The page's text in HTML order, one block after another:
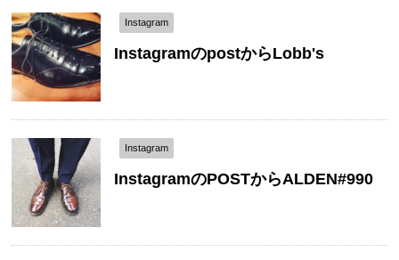
Instagram
InstagramのpostからLobb's
Instagram
InstagramのPOSTからALDEN#990